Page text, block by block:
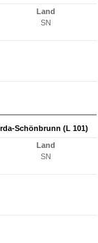
Land
SN
Schönbrunn (L 101)
Land
SN